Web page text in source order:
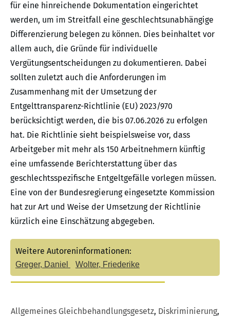
für eine hinreichende Dokumentation eingerichtet
werden, um im Streitfall eine geschlechtsunabhängige
Differenzierung belegen zu können. Dies beinhaltet vor
allem auch, die Gründe für individuelle
Vergütungsentscheidungen zu dokumentieren. Dabei
sollten zuletzt auch die Anforderungen im
Zusammenhang mit der Umsetzung der
Entgelttransparenz-Richtlinie (EU) 2023/970
berücksichtigt werden, die bis 07.06.2026 zu erfolgen
hat. Die Richtlinie sieht beispielsweise vor, dass
Arbeitgeber mit mehr als 150 Arbeitnehmern künftig
eine umfassende Berichterstattung über das
geschlechtsspezifische Entgeltgefälle vorlegen müssen.
Eine von der Bundesregierung eingesetzte Kommission
hat zur Art und Weise der Umsetzung der Richtlinie
kürzlich eine Einschätzung abgegeben.
Weitere Autoreninformationen:
Greger, Daniel Wolter, Friederike
Allgemeines Gleichbehandlungsgesetz, Diskriminierung,